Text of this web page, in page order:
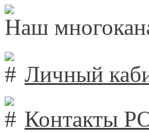
Наш
Личный
Контакты